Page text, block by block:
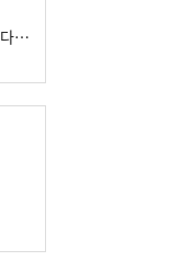
붉은 빛 조명, 배우·합창단의 호연…눈앞에 다가온 부산오페라하우스